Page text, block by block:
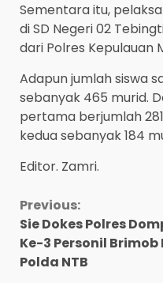
Sementara itu,
di SD Negeri 02
dari Polres Kepulauan
Adapun jumlah siswa
sebanyak 465 murid.
pertama berjumlah
kedua sebanyak 184
Editor. Zamri.
Continue
Reading
Previous:
Sie Dokes Polres
Ke-3 Personil
Polda NTB